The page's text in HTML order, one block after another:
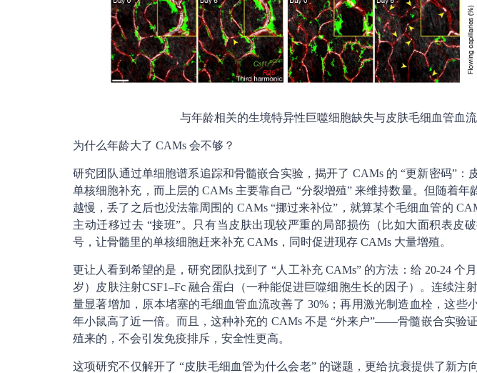
与年龄相关的生境特异性巨噬细胞缺失与皮肤毛细血管血
为什么年龄大了 CAMs 会不够？
研究团队通过单细胞谱系追踪和骨髓嵌合实验，揭开了 CAMs 的 “更新密码”：
单核细胞补充，而上层的 CAMs 主要靠自己 “分裂增殖” 来维持数量。但随着年
越慢，丢了之后也没法靠周围的 CAMs “挪过来补位”，就算某个毛细血管的
主动迁移过去 “接班”。只有当皮肤出现较严重的局部损伤（比如大面积表皮
号，让骨髓里的单核细胞赶来补充 CAMs，同时促进现存 CAMs 大量增殖。
更让人看到希望的是，研究团队找到了 “人工补充 CAMs” 的方法：给 20-24 个
岁）皮肤注射CSF1–Fc 融合蛋白（一种能促进巨噬细胞生长的因子）。连续注
量显著增加，原本堵塞的毛细血管血流改善了 30%；再用激光制造血栓，这些
年小鼠高了近一倍。而且，这种补充的 CAMs 不是 “外来户”——骨髓嵌合实验
殖来的，不会引发免疫排斥，安全性更高。
这项研究不仅解开了 “皮肤毛细血管为什么会老” 的谜题，更给抗衰提供了新方